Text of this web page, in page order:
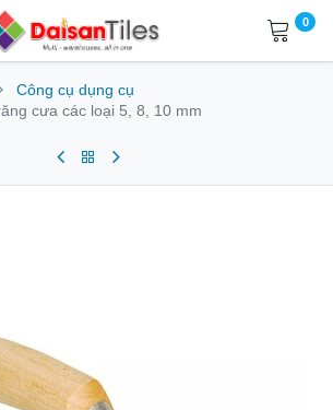
0
Công cụ dụng cụ
cưa các loại 5, 8, 10 mm